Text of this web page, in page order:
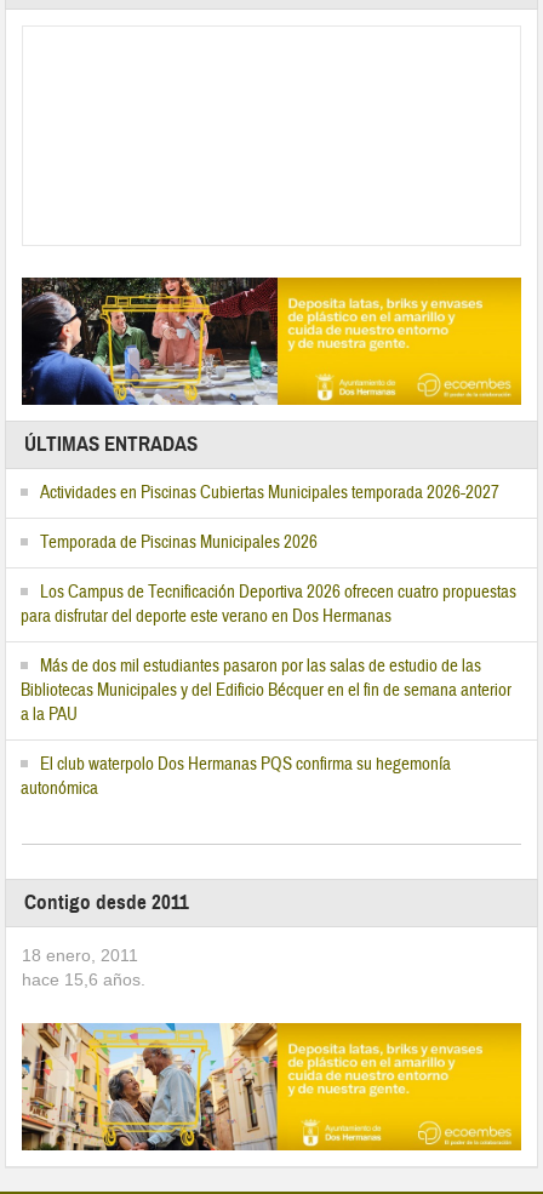
ÚLTIMAS ENTRADAS
Actividades en Piscinas Cubiertas Municipales temporada 2026-2027
Temporada de Piscinas Municipales 2026
Los Campus de Tecnificación Deportiva 2026 ofrecen cuatro propuestas
para disfrutar del deporte este verano en Dos Hermanas
Más de dos mil estudiantes pasaron por las salas de estudio de las
Bibliotecas Municipales y del Edificio Bécquer en el fin de semana anterior
a la PAU
El club waterpolo Dos Hermanas PQS confirma su hegemonía
autonómica
Contigo desde 2011
18 enero, 2011
hace 15,6 años.